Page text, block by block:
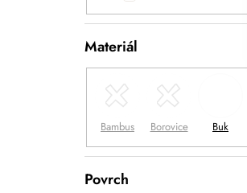
Materiál
Povrch